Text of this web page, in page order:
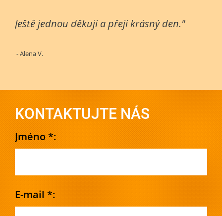
Ještě jednou děkuji a přeji krásný den."
- Alena V.
KONTAKTUJTE NÁS
Jméno *:
E-mail *: